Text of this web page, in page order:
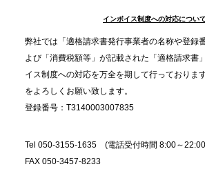
プレスリリースのご案内｜職場で完結
納会ケータリング”が人気。幹事負担
コミュニケーションを促進
インボイス制度への対応につい
弊社では「適格請求書発行事業者の名称や登録
よび「消費税額等」が記載された「適格請求書
イス制度への対応を万全を期して行っておりま
をよろしくお願い致します。
登録番号：T3140003007835
Tel 050-3155-1635 (電話受付時間 8:00～
FAX 050-3457-8233